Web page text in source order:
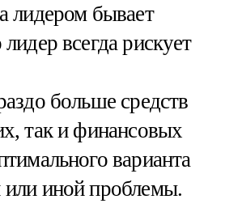
лидером бывает
всегда рискует
больше средств
так и финансовых
варианта
иной проблемы.